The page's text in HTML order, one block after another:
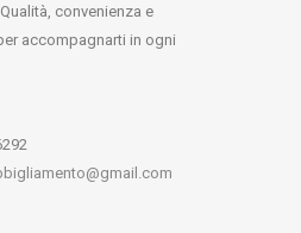
convenienza e
accompagnarti in ogni